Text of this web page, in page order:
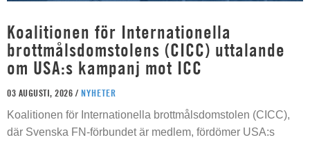
Koalitionen för Internationella
brottmålsdomstolens (CICC) uttalande
om USA:s kampanj mot ICC
03 AUGUSTI, 2026 / NYHETER
Koalitionen för Internationella brottmålsdomstolen (CICC),
där Svenska FN-förbundet är medlem, fördömer USA:s